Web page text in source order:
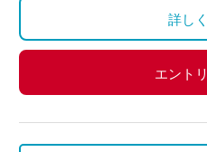
詳し
エント